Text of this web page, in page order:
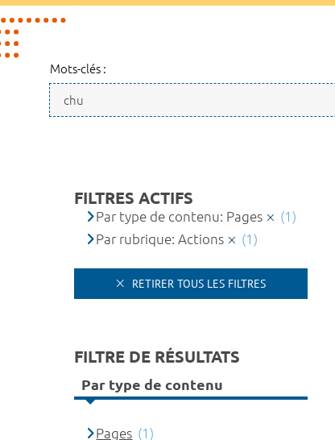
Mots-clés :
FILTRES ACTIFS
Par type de contenu: Pages
(1)
Par rubrique: Actions
(1)
RETIRER TOUS LES FILTRES
FILTRE DE RÉSULTATS
Par type de contenu
Pages (1)